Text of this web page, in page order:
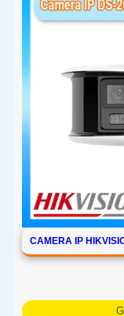
CAMERA IP